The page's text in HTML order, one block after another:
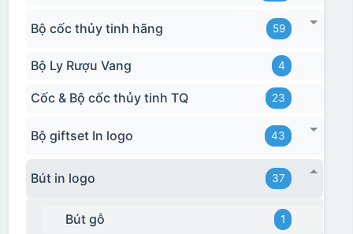
Bộ cốc thủy tinh hãng 59
Bộ Ly Rượu Vang 4
Cốc & Bộ cốc thủy tinh TQ 23
Bộ giftset In logo 43
Bút in logo 37
Bút gỗ 1